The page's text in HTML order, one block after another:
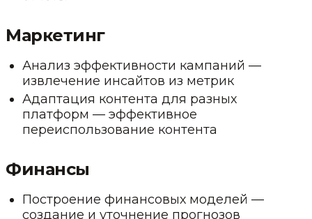
Маркетинг
Анализ эффективности кампаний —
извлечение инсайтов из метрик
Адаптация контента для разных
платформ — эффективное
переиспользование контента
Финансы
Построение финансовых моделей —
создание и уточнение прогнозов